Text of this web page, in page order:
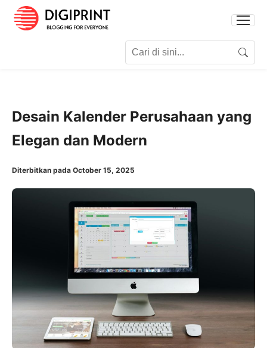
Search
Desain Kalender Perusahaan yang
Elegan dan Modern
Diterbitkan pada October 15, 2025